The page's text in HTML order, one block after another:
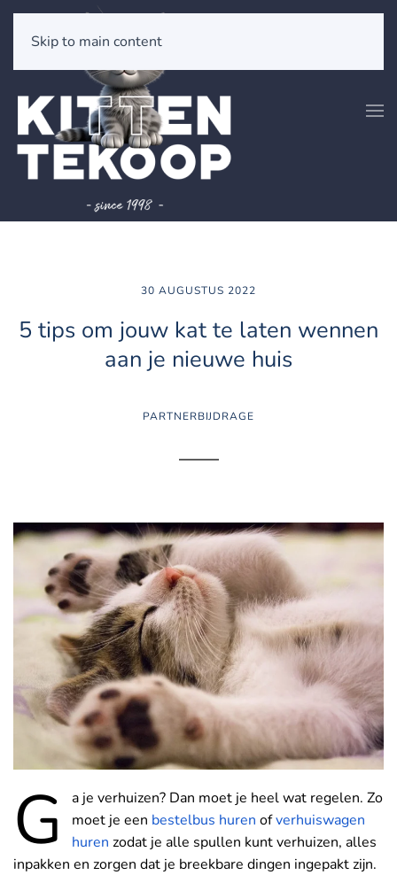
Skip to main content
30 AUGUSTUS 2022
5 tips om jouw kat te laten wennen
aan je nieuwe huis
PARTNERBIJDRAGE
G
a je verhuizen? Dan moet je heel wat regelen. Zo
moet je een bestelbus huren ofverhuiswagen
huren zodat je alle spullen kunt verhuizen, alles
inpakken en zorgen dat je breekbare dingen ingepakt zijn.